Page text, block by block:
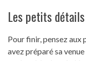
Les petits
Pour finir, pensez aux
avez préparé sa